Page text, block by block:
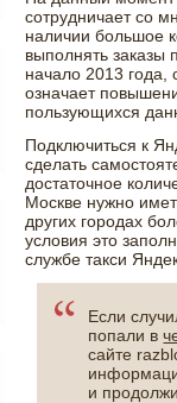
сотрудничает со
наличии большое
выполнять заказы
начало 2013 года,
означает
пользующихся
Подключиться к
сделать
достаточное
Москве нужно
других городах
условия это
службе такси
Если
попали в
сайте
и